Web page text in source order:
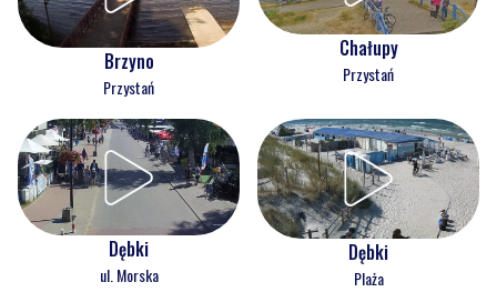
Brzyno
Przystań
Chałupy
Przystań
Dębki
ul. Morska
Dębki
Plaża